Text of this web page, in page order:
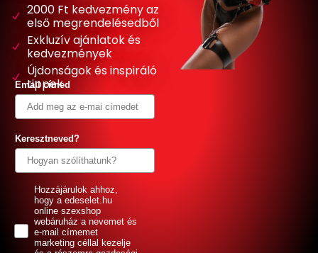
2000 Ft kedvezmény az
első megrendelésedből
Exkluzív ajánlatok és
kedvezmények
Újdonságok és inspiráló
tippek
Email címed
Keresztneved?
GDPRHozzájárulok ahhoz,
hogy a edeselet.hu
online szexshop
webáruház a nevemet és
e-mail címemet
marketing céllal kezelje